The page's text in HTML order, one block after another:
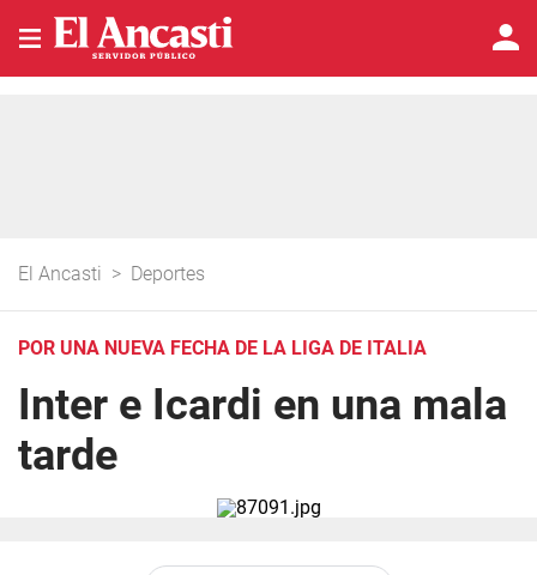
El Ancasti > Deportes
POR UNA NUEVA FECHA DE LA LIGA DE ITALIA
Inter e Icardi en una mala
tarde